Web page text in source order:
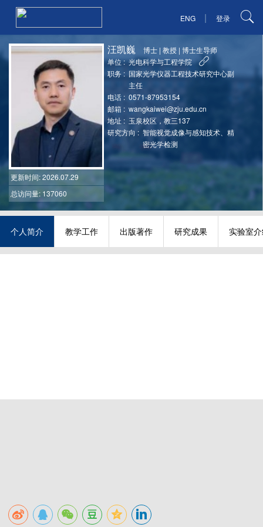
ENG | 登录
更新时间: 2026.07.29
总访问量: 137060
汪凯巍 博士 |教授 |博士生导师
单位 : 光电科学与工程学院
职务 : 国家光学仪器工程技术研究中心副
主任
电话 : 0571-87953154
邮箱 : wangkaiwei@zju.edu.cn
地址 : 玉泉校区，教三137
研究方向 : 智能视觉成像与感知技术、精
密光学检测
个人简介 教学工作 出版著作 研究成果 实验室